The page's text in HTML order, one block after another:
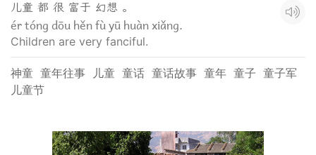
儿童 都 很 富于 幻想 。
ér tóng dōu hěn fù yū huàn xiǎng.
Children are very fanciful.
神童 童年往事 儿童 童话 童话故事 童年 童子 童子军
儿童节